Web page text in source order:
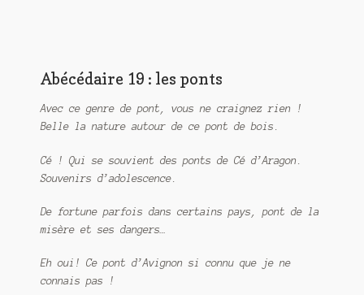
Sauver ou périr
Abécédaire 19 : les ponts
Avec ce genre de pont, vous ne craignez rien !
Belle la nature autour de ce pont de bois.
Cé ! Qui se souvient des ponts de Cé d’Aragon.
Souvenirs d’adolescence.
De fortune parfois dans certains pays, pont de la
misère et ses dangers…
Eh oui! Ce pont d’Avignon si connu que je ne
connais pas !